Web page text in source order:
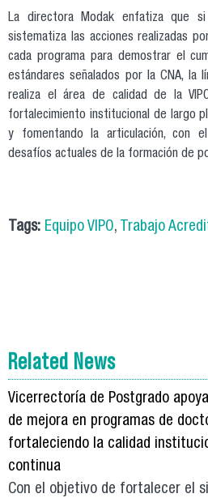
La directora Modak enfatiza que
sistematiza las acciones realizadas
cada programa para demostrar el
estándares señalados por la CNA, la
realiza el área de calidad de la
fortalecimiento institucional de largo
y fomentando la articulación, con
desafíos actuales de la formación de
Tags: Equipo VIPO, Trabajo
Related News
Vicerrectoría de Postgrado
de mejora en programas de
fortaleciendo la calidad
continua
Con el objetivo de fortalecer el